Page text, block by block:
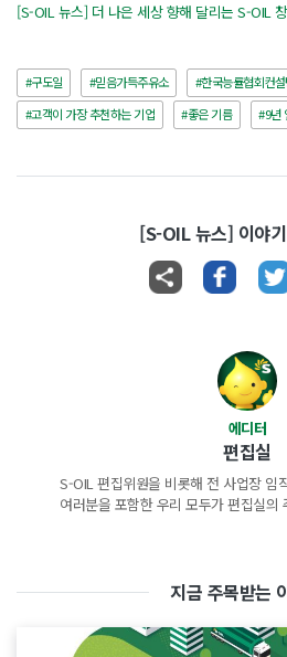
[S-OIL 뉴스] 더 나은 세상 향해 달리는 S-OIL
#구도일 #믿음가득주유소
#한국능률협회컨
#고객이 가장 추천하는 기업
#좋은 기름 #9년
[S-OIL 뉴스] 이야
에디터
편집실
S-OIL 편집위원을 비롯해 전 사업장 임
여러분을 포함한 우리 모두가 편집실의
지금 주목받는